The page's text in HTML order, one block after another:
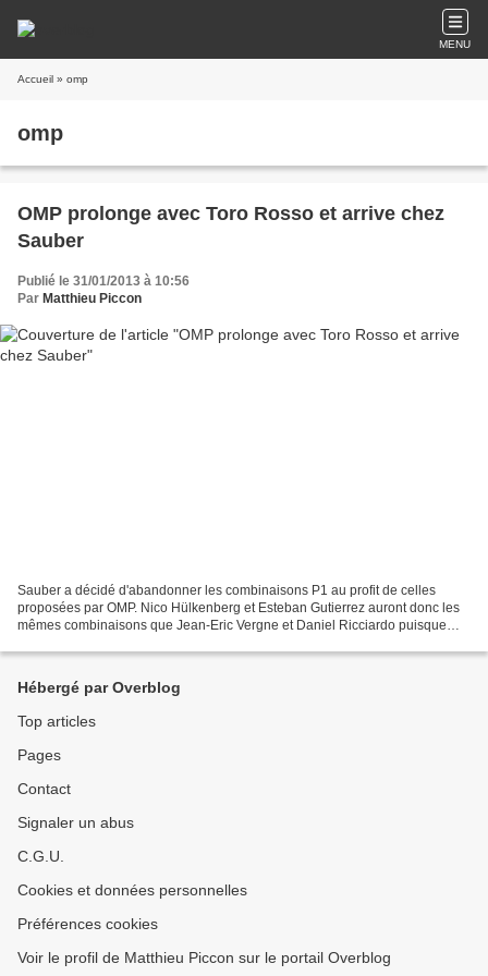
MENU
Accueil » omp
omp
OMP prolonge avec Toro Rosso et arrive chez
Sauber
Publié le 31/01/2013 à 10:56
Par Matthieu Piccon
Sauber a décidé d'abandonner les combinaisons P1 au profit de celles
proposées par OMP. Nico Hülkenberg et Esteban Gutierrez auront donc les
mêmes combinaisons que Jean-Eric Vergne et Daniel Ricciardo puisque
Hébergé par Overblog
Top articles
Pages
Contact
Signaler un abus
C.G.U.
Cookies et données personnelles
Préférences cookies
Voir le profil de Matthieu Piccon sur le portail Overblog